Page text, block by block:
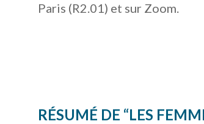
Paris (R2.01) et sur Zoom.
RÉSUMÉ DE “LES